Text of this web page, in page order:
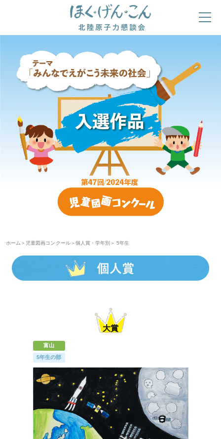
ホーム ＞ 児童図画コンクール＞ 個人賞・学年別 ＞ 5年生
富山
5年生の部